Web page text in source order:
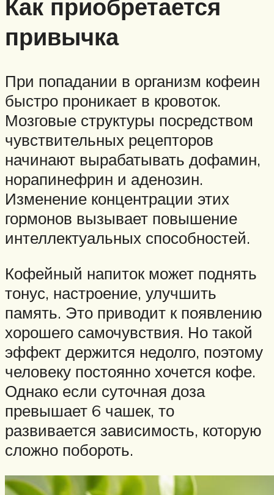
Как приобретается
привычка
При попадании в организм кофеин
быстро проникает в кровоток.
Мозговые структуры посредством
чувствительных рецепторов
начинают вырабатывать дофамин,
норапинефрин и аденозин.
Изменение концентрации этих
гормонов вызывает повышение
интеллектуальных способностей.
Кофейный напиток может поднять
тонус, настроение, улучшить
память. Это приводит к появлению
хорошего самочувствия. Но такой
эффект держится недолго, поэтому
человеку постоянно хочется кофе.
Однако если суточная доза
превышает 6 чашек, то
развивается зависимость, которую
сложно побороть.